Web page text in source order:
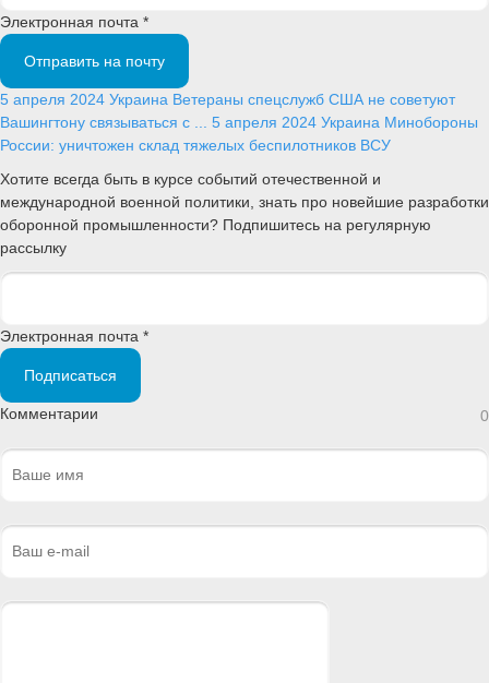
Электронная почта *
Отправить на почту
5 апреля 2024 Украина Ветераны спецслужб США не советуют
Вашингтону связываться с ... 5 апреля 2024 Украина Минобороны
России: уничтожен склад тяжелых беспилотников ВСУ
Хотите всегда быть в курсе событий отечественной и
международной военной политики, знать про новейшие разработки
оборонной промышленности? Подпишитесь на регулярную
рассылку
Электронная почта *
Подписаться
Комментарии 0